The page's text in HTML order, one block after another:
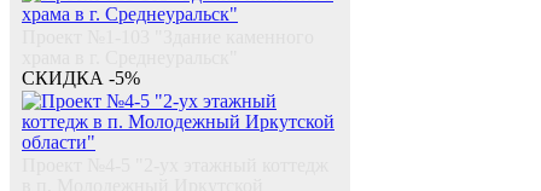
СКИДКА -5%